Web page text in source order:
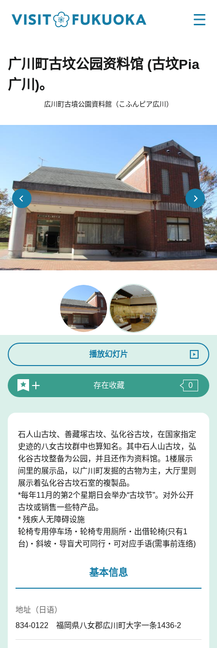
广川町古坟公园资料馆 (古坟Pia
广川)。
広川町古墳公園資料館（こふんピア広川）
播放幻灯片
存在收藏 0
石人山古坟、善藏塚古坟、弘化谷古坟，在国家指定
史迹的八女古坟群中也算知名。其中石人山古坟，弘
化谷古坟整备为公园，并且还作为资料馆。1楼展示
间里的展示品，以广川町发掘的古物为主，大厅里则
展示着弘化谷古坟石室的複製品。
*每年11月的第2个星期日会举办“古坟节”。对外公开
古坟或销售一些特产品。
* 残疾人无障碍设施
轮椅专用停车场・轮椅专用厕所・出借轮椅(只有1
台)・斜坡・导盲犬可同行・可对应手语(需事前连络)
基本信息
地址（日语）
834-0122 福岡県八女郡広川町大字一条1436-2